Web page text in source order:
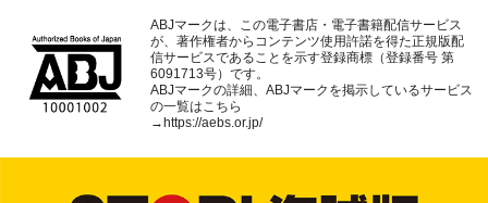
ABJマークは、この電子書店・電子書籍配信サービス
が、著作権者からコンテンツ使用許諾を得た正規版配
信サービスであることを示す登録商標（登録番号 第
6091713号）です。
ABJマークの詳細、ABJマークを掲示しているサービス
の一覧はこちら
→ https://aebs.or.jp/